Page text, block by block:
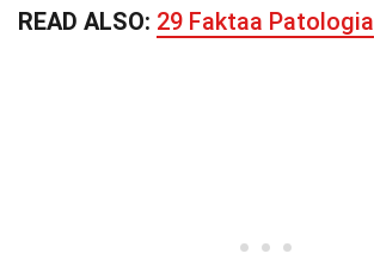
READ ALSO: 29 Faktaa Patologia